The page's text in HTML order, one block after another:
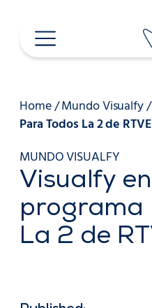
contenido
Home/Mundo Visualfy/
Para Todos La 2 de RTVE
MUNDO VISUALFY
Visualfy
programa
La 2 de